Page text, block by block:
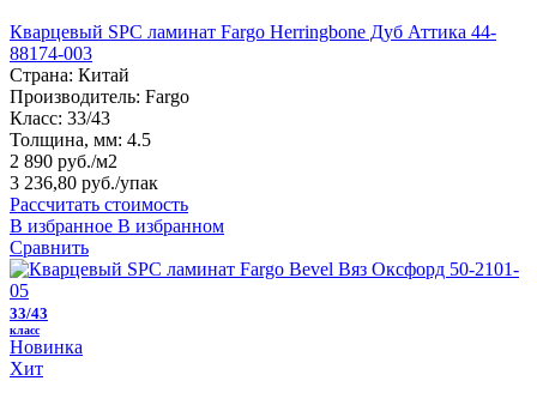
Кварцевый SPC ламинат Fargo Herringbone Дуб Аттика 44-
88174-003
Страна: Китай
Производитель: Fargo
Класс: 33/43
Толщина, мм: 4.5
2 890 руб./м2
3 236,80 руб./упак
Рассчитать стоимость
В избранное В избранном
Сравнить
33/43
класс
Новинка
Хит